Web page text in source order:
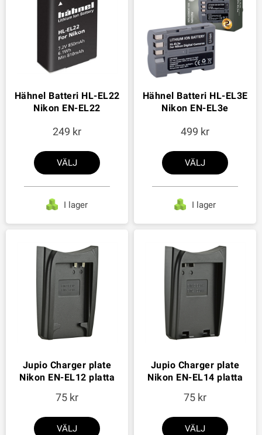
Hähnel Batteri HL-EL22
Nikon EN-EL22
249
VÄLJ
I lager
Hähnel Batteri HL-EL3E
Nikon EN-EL3e
499
VÄLJ
I lager
Jupio Charger plate
Nikon EN-EL12 platta
75
VÄLJ
Jupio Charger plate
Nikon EN-EL14 platta
75
VÄLJ